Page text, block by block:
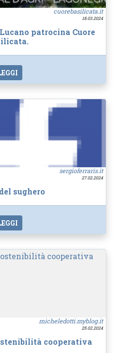
cuorebasilicata.it
18.03.2024
patrocina Cuore
sergioferraris.it
27.02.2024
sughero
micheledotti.myblog.it
25.02.2024
cooperativa